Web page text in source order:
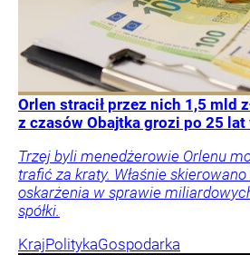
Orlen stracił przez nich 1,5 mld
z czasów Obajtka grozi po 25
Trzej byli menedżerowie Orlenu
trafić za kraty. Właśnie
oskarżenia w sprawie
spółki.
KrajPolitykaGospodarka